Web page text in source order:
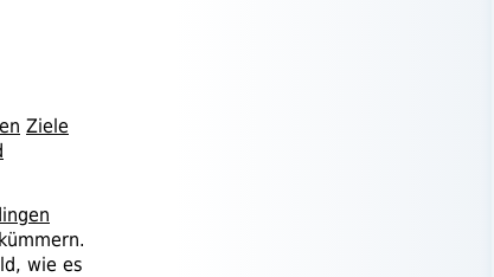
Ziele
wie es